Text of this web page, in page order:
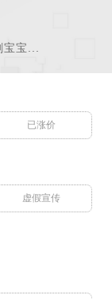
宝...
已涨价
虚假宣传